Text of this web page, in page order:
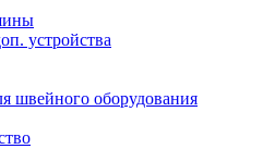
устройства
швейного оборудования